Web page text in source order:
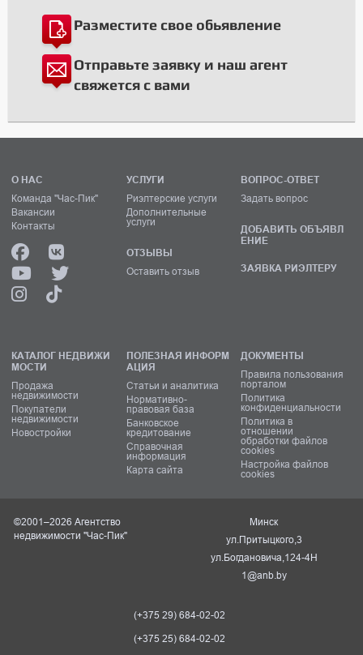
Разместите свое обьявление
Отправьте заявку и наш агент
свяжется с вами
О НАС
Команда "Час-Пик"
Вакансии
Контакты
УСЛУГИ
Риэлтерские услуги
Дополнительные
услуги
ОТЗЫВЫ
Оставить отзыв
ВОПРОС-ОТВЕТ
Задать вопрос
ДОБАВИТЬ ОБЪЯВЛ
ЕНИЕ
ЗАЯВКА РИЭЛТЕРУ
КАТАЛОГ НЕДВИЖИ
МОСТИ
Продажа
недвижимости
Покупатели
недвижимости
Новостройки
ПОЛЕЗНАЯ ИНФОРМ
АЦИЯ
Статьи и аналитика
Нормативно-
правовая база
Банковское
кредитование
Справочная
информация
Карта сайта
ДОКУМЕНТЫ
Правила пользования
порталом
Политика
конфиденциальности
Политика в
отношении
обработки файлов
cookies
Настройка файлов
cookies
©2001–2026 Агентство
недвижимости "Час-Пик"
Минск
ул.Притыцкого,3
ул.Богдановича,124-4Н
1@anb.by
(+375 29) 684-02-02
(+375 25) 684-02-02